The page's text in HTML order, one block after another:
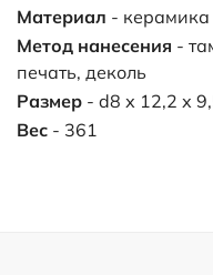
Материал - керамика
Метод нанесения -
печать, деколь
Размер - d8 х 12,2 х
Вес - 361